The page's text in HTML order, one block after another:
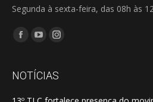
Segunda à sexta-feira, das 08h às
Encontre-nos em:
Facebook
opens
YouTube
opens
Instagram
opens
NOTÍCIAS